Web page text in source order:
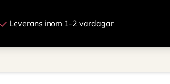
Leverans inom 1-2 vardagar